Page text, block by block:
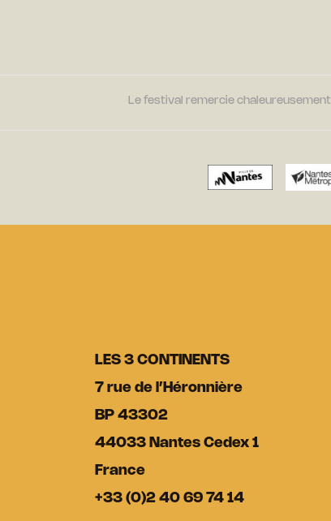
Le festival remercie
LES 3 CONTINENTS
7 rue de l’Héronnière
BP 43302
44033 Nantes Cedex 1
France
+33 (0)2 40 69 74 14